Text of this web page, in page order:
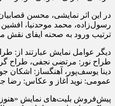
در این اثر نمایشی، محسن
رسول‌زاده، محمد موحدنیا،
ترتیب ورود به صحنه ایفای نقش
دیگر عوامل نمایش عبارتند از:
طراح نور: مرتضی نجفی، طراح
دینا یوسف‌پور، آهنگساز: اشکان
عمومی: نوید آغاز و عکاس: رضا
پیش‌فروش بلیت‌های نمایش «هنوز